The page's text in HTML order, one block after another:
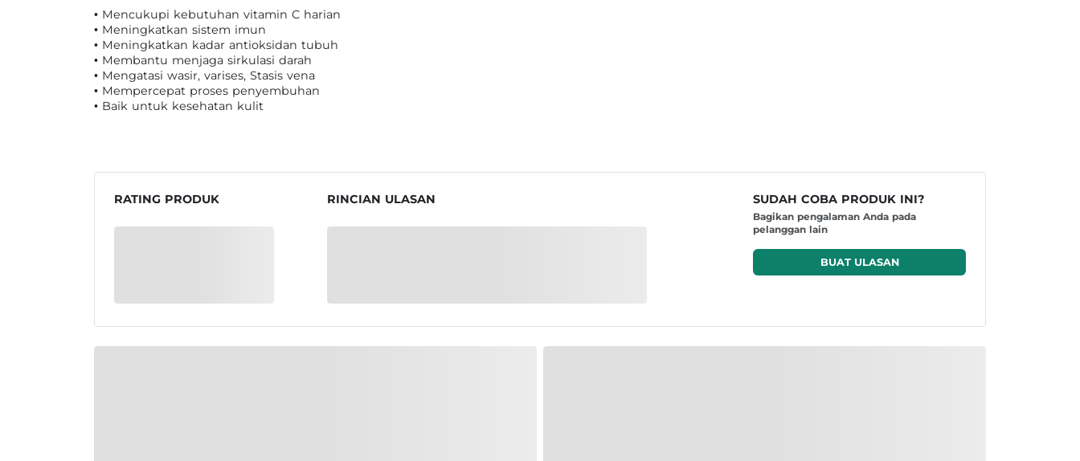
• Mencukupi kebutuhan vitamin C harian
• Meningkatkan sistem imun
• Meningkatkan kadar antioksidan tubuh
• Membantu menjaga sirkulasi darah
• Mengatasi wasir, varises, Stasis vena
• Mempercepat proses penyembuhan
• Baik untuk kesehatan kulit
RATING PRODUK RINCIAN ULASAN SUDAH COBA PRODUK INI?
Bagikan pengalaman Anda pada
pelanggan lain
BUAT ULASAN